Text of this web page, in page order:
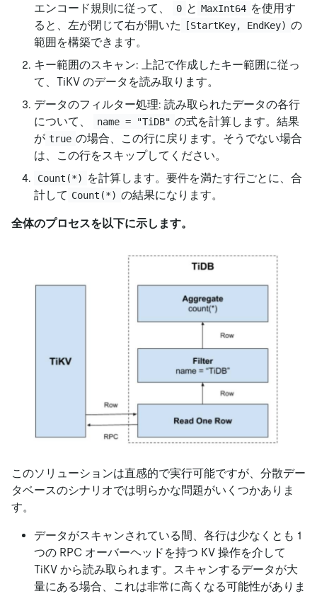
エンコード規則に従って、
0 と MaxInt64 を使用す
ると、左が閉じて右が開いた
[StartKey, EndKey) の
範囲を構築できます。
キー範囲のスキャン: 上記で作成したキー範囲に従っ
て、TiKV のデータを読み取ります。
データのフィルター処理: 読み取られたデータの各行
について、
name = "TiDB" の式を計算します。結果
が true の場合、この行に戻ります。そうでない場合
は、この行をスキップしてください。
Count(*)
を計算します。要件を満たす行ごとに、合
計して Count(*) の結果になります。
全体のプロセスを以下に示します。
このソリューションは直感的で実行可能ですが、分散デー
タベースのシナリオでは明らかな問題がいくつかありま
す。
データがスキャンされている間、各行は少なくとも 1
つの RPC オーバーヘッドを持つ KV 操作を介して
TiKV から読み取られます。スキャンするデータが大
量にある場合、これは非常に高くなる可能性がありま